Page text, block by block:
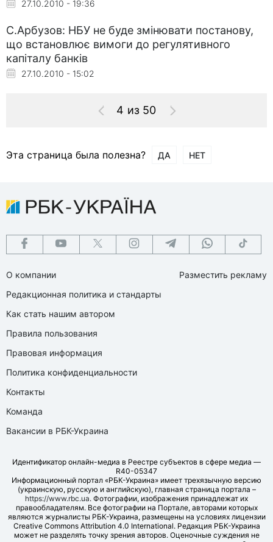
27.10.2010 - 19:36
С.Арбузов: НБУ не буде змінювати постанову,
що встановлює вимоги до регулятивного
капіталу банків
27.10.2010 - 15:02
4 из 50
Эта страница была полезна? ДА НЕТ
О компании
Редакционная политика и стандарты
Как стать нашим автором
Правила пользования
Правовая информация
Политика конфиденциальности
Контакты
Команда
Вакансии в РБК-Украина
Разместить рекламу
Идентификатор онлайн-медиа в Реестре субъектов в сфере медиа —
R40-05347
Информационный портал «РБК-Украина» имеет трехязычную версию
(украинскую, русскую и английскую), главная страница портала –
https://www.rbc.ua. Фотографии, изображения принадлежат их
правообладателям. Все фотографии на Портале, авторами которых
являются журналисты РБК-Украина, размещены на условиях лицензии
Creative Commons Attribution 4.0 International. Редакция РБК-Украина
может не разделять точку зрения авторов. Оценочные суждения не